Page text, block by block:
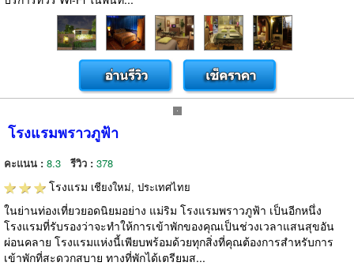
โรงแรมพราวภูฟ้า
คะแนน : 8.3 รีวิว : 378
โรงแรม เชียงใหม่, ประเทศไทย
ในย่านท่องเที่ยวยอดนิยมอย่าง แม่ริม โรงแรมพราวภูฟ้า เป็นอีกหนึ่ง
โรงแรมที่รับรองว่าจะทำให้การเข้าพักของคุณเป็นช่วงเวลาแสนสุขอัน
ผ่อนคลาย โรงแรมแห่งนี้เพียบพร้อมด้วยทุกสิ่งที่คุณต้องการสำหรับการ
เข้าพักที่สะดวกสบาย ทางที่พักได้เตรียมส...